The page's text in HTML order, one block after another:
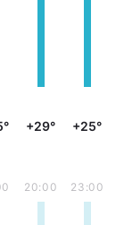
+29° +25°
20:00 23:00